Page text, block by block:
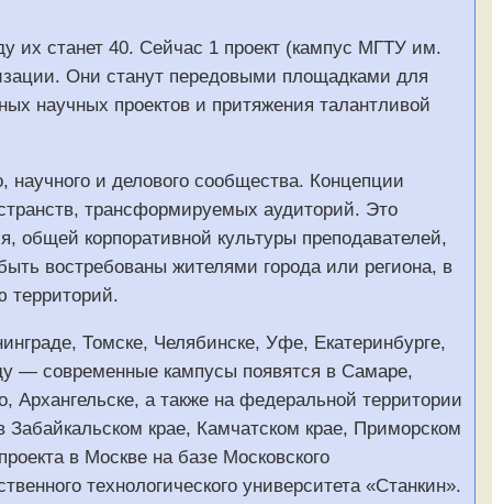
их станет 40. Сейчас 1 проект (кампус МГТУ им.
Они станут передовыми площадками для
научных проектов и притяжения талантливой
научного и делового сообщества. Концепции
трансформируемых аудиторий. Это
общей корпоративной культуры преподавателей,
востребованы жителями города или региона, в
территорий.
Томске, Челябинске, Уфе, Екатеринбурге,
— современные кампусы появятся в Самаре,
а также на федеральной территории
крае, Камчатском крае, Приморском
в Москве на базе Московского
технологического университета «Станкин».